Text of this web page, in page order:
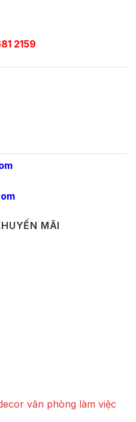
2159
MÃI
văn phòng làm việc